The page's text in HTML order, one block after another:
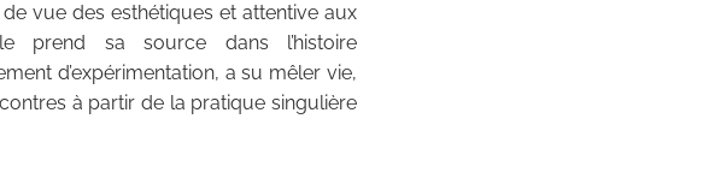
vue des esthétiques et attentive aux
prend sa source dans l’histoire
d’expérimentation, a su mêler vie,
à partir de la pratique singulière